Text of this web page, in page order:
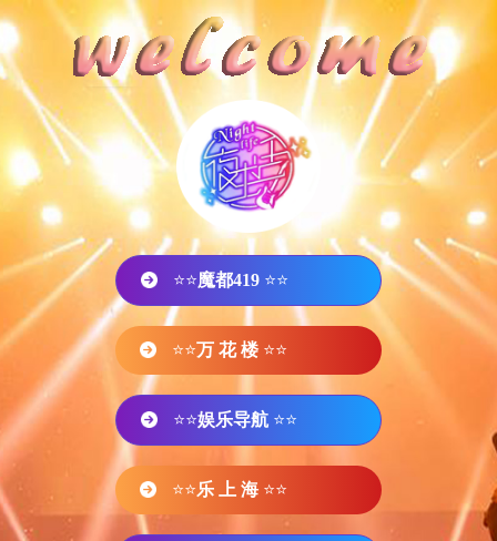
⭐⭐魔都419 ⭐⭐
⭐⭐万 花 楼 ⭐⭐
⭐⭐娱乐导航 ⭐⭐
⭐⭐乐 上 海 ⭐⭐